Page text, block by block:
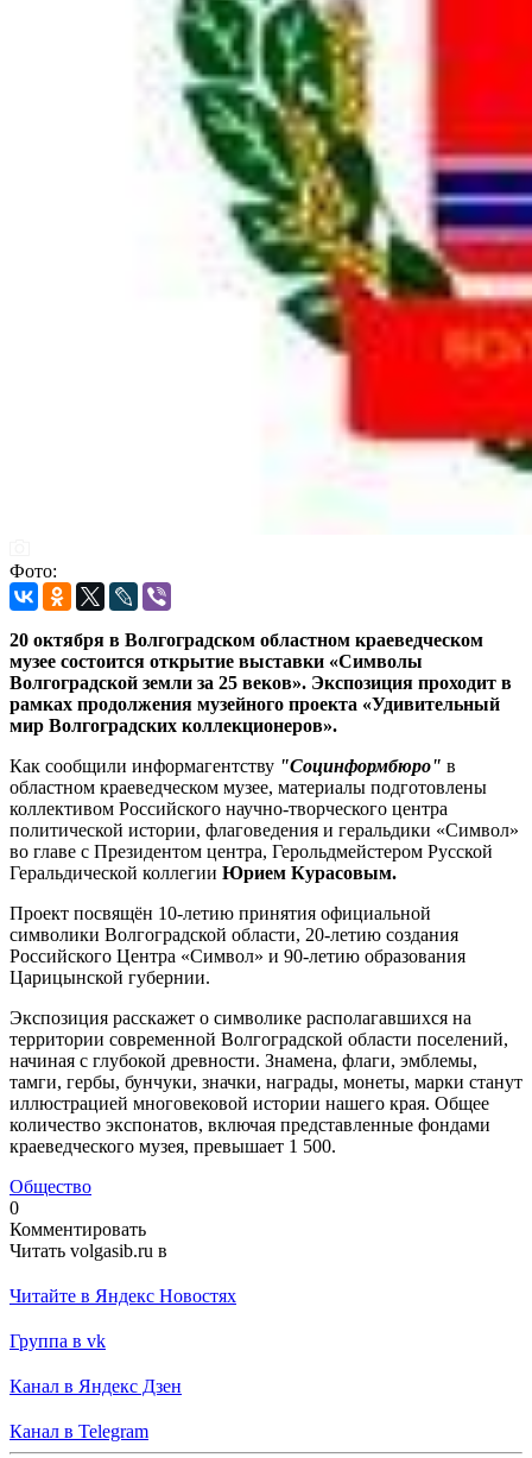
Фото:
20 октября в Волгоградском областном краеведческом
музее состоится открытие выставки «Символы
Волгоградской земли за 25 веков». Экспозиция проходит в
рамках продолжения музейного проекта «Удивительный
мир Волгоградских коллекционеров».
Как сообщили информагентству "Социнформбюро" в
областном краеведческом музее, материалы подготовлены
коллективом Российского научно-творческого центра
политической истории, флаговедения и геральдики «Символ»
во главе с Президентом центра, Герольдмейстером Русской
Геральдической коллегии Юрием Курасовым.
Проект посвящён 10-летию принятия официальной
символики Волгоградской области, 20-летию создания
Российского Центра «Символ» и 90-летию образования
Царицынской губернии.
Экспозиция расскажет о символике располагавшихся на
территории современной Волгоградской области поселений,
начиная с глубокой древности. Знамена, флаги, эмблемы,
тамги, гербы, бунчуки, значки, награды, монеты, марки станут
иллюстрацией многовековой истории нашего края. Общее
количество экспонатов, включая представленные фондами
краеведческого музея, превышает 1 500.
Общество
0
Комментировать
Читать volgasib.ru в
Читайте в Яндекс Новостях
Группа в vk
Канал в Яндекс Дзен
Канал в Telegram